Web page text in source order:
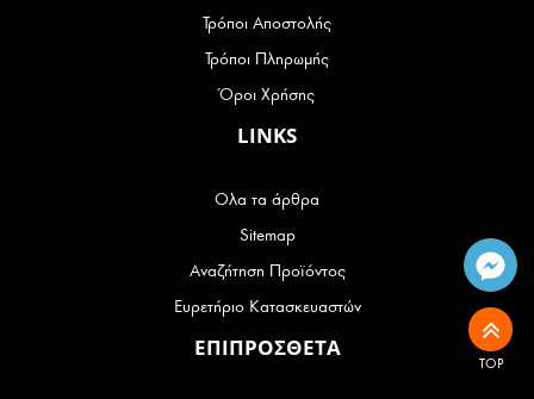
Τρόποι Αποστολής
Τρόποι Πληρωμής
Όροι Χρήσης
LINKS
Ολα τα άρθρα
Sitemap
Αναζήτηση Προϊόντος
Ευρετήριο Κατασκευαστών
ΕΠΙΠΡΟΣΘΕΤΑ
TOP